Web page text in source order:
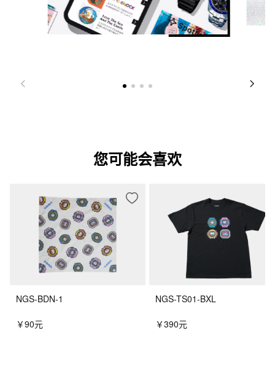
您可能会喜欢
NGS-BDN-1
￥90元
NGS-TS01-BXL
￥390元